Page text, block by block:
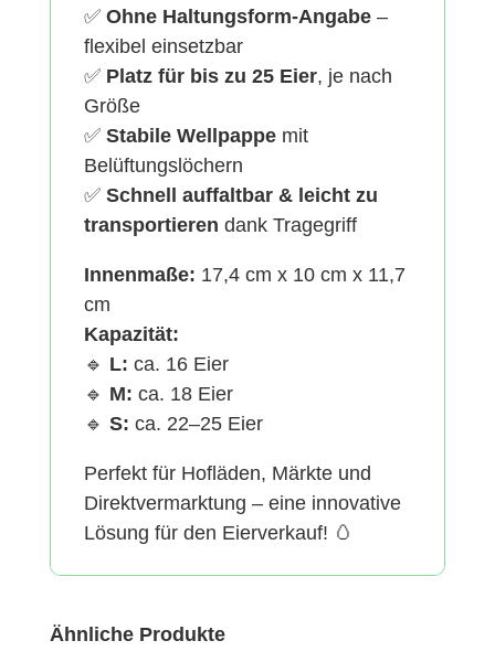
✅ Ohne Haltungsform-Angabe–
flexibel einsetzbar
✅ Platz für bis zu 25 Eier, je nach
Größe
✅ Stabile Wellpappemit
Belüftungslöchern
✅ Schnell auffaltbar & leicht zu
transportieren dank Tragegriff
Innenmaße: 17,4 cm x 10 cm x 11,7
cm
Kapazität:
🔹 L: ca. 16 Eier
🔹 M: ca. 18 Eier
🔹 S: ca. 22–25 Eier
Perfekt für Hofläden, Märkte und
Direktvermarktung – eine innovative
Lösung für den Eierverkauf! 🥚
Ähnliche Produkte